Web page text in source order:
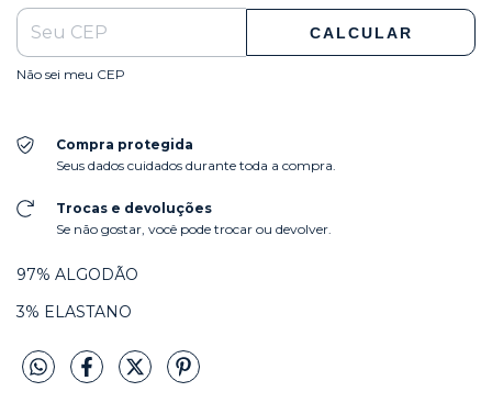
CALCULAR
Não sei meu CEP
Compra protegida
Seus dados cuidados durante toda a compra.
Trocas e devoluções
Se não gostar, você pode trocar ou devolver.
97% ALGODÃO
3% ELASTANO